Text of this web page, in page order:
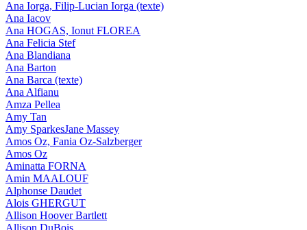
Ana Iorga, Filip-Lucian Iorga (texte)
Ana Iacov
Ana HOGAS, Ionut FLOREA
Ana Felicia Stef
Ana Blandiana
Ana Barton
Ana Barca (texte)
Ana Alfianu
Amza Pellea
Amy Tan
Amy SparkesJane Massey
Amos Oz, Fania Oz-Salzberger
Amos Oz
Aminatta FORNA
Amin MAALOUF
Alphonse Daudet
Alois GHERGUT
Allison Hoover Bartlett
Allison DuBois